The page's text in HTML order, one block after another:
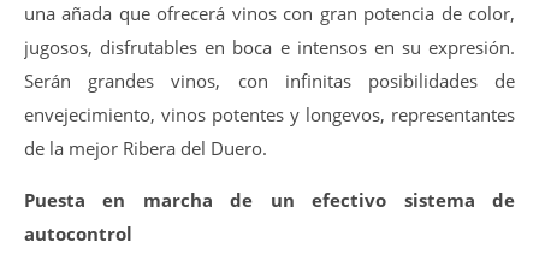
una añada que ofrecerá vinos con gran potencia de color,
jugosos, disfrutables en boca e intensos en su expresión.
Serán grandes vinos, con infinitas posibilidades de
envejecimiento, vinos potentes y longevos, representantes
de la mejor Ribera del Duero.
Puesta en marcha de un efectivo sistema de
autocontrol